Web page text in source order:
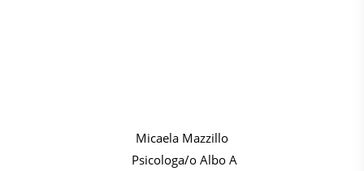
Micaela Mazzillo
Psicologa/o Albo A